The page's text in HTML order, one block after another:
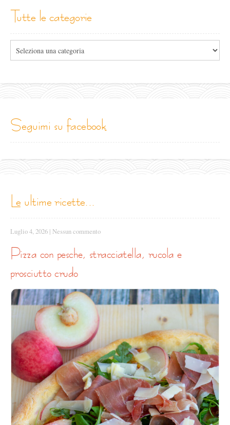
tutte le categorie
seguimi su facebook
le ultime ricette...
Luglio 4, 2026 | Nessun commento
pizza con pesche, stracciatella, rucola e
prosciutto crudo